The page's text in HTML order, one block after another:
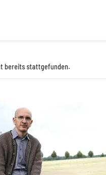
bereits stattgefunden.